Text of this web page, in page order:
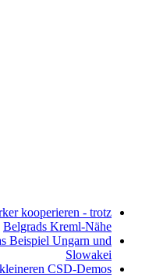
kooperieren - trotz
Belgrads Kreml-Nähe
Beispiel Ungarn und
Slowakei
CSD-Demos